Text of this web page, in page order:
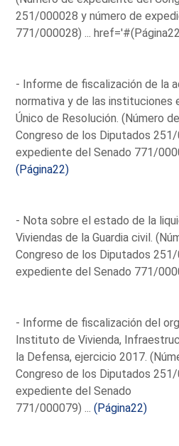
251/000028 y número de
771/000028) ...
- Informe de fiscalización de la
normativa y de las instituciones
Único de Resolución. (Número
Congreso de los Diputados
expediente del Senado 771/
(Página22)
- Nota sobre el estado de la
Viviendas de la Guardia civil.
Congreso de los Diputados
expediente del Senado 771/
- Informe de fiscalización del
Instituto de Vivienda,
la Defensa, ejercicio 2017.
Congreso de los Diputados
expediente del Senado
771/000079) ...(Página22)